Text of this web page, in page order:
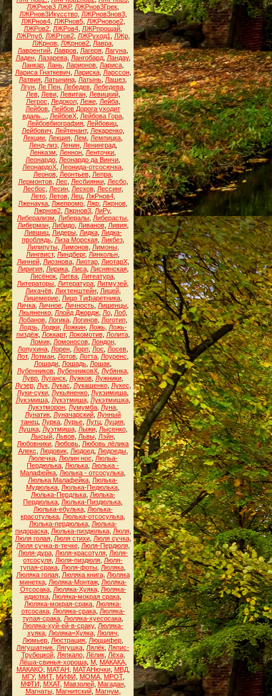
ЛЖРнов3 ЛЖР, ЛЖРнов3Грек
ЛЖРнов3Икусство, ЛЖРнов3нов3,
ЛЖРнов4, ЛЖРнов5, ЛЖРновое2,
ЛЖРов2 ЛЖРов4 ЛЖРпрощай
ЛЖРпуб, ЛЖРтов2, ЛЖРуход1 ЛЖр,
ЛЖрнов ЛЖрнов2 Лавра
Лаврентий Лавров Лагеря Лагуна
Ладен, Лазарева, Лангобард, Ландау,
Ланкар Лань Ларионов Лариса
Лариса Гнаткевич
Лариска, Ларссон,
Латвия Латынина Латынь Лашез
Лгун Ле Пен Лебедев Лебедева
Лев, Леви, Левитан, Левицкий,
Легрос
Ледокол, Леже, Лейба,
Лейбов Лейбов Дорога уходит
вдаль...
ЛейбовХ, Лейбова Гора,
Лейбовбиография Лейбовиц
Лейбович
Лейтенант, Лекаренко,
Лекции Лекция Лем Лемпицка
Ленд-лиз, Ленин, Ленинград,
Ленказм
Леннон Ленточки
Леонардо Леонардо да Винчи
ЛеонардоХ Леонида-отсосючка
Леонов, Леонтьев, Лепра,
Лермонтов, Лес Лесбиянки, Лесбо,
Лесбос
Лесин, Лесков, Лессинг,
Лето, Летов, Лец, ЛжРнов4,
Лженаука Лжепромо Лжр Лжрнов
Лжрнов2 Лжрнов3 ЛиРу,
Либерализм
Либералы Либерасты
Либерман, Либидо, Ливанов, Ливия,
Лившиц, Лидеры, Лидка, Лидка-
проблядь, Лиза Морская, Ликбез,
Лилипуты, Лимонов, Лимоны,
Лингвист, Линдберг, Линкольн
Линней, Лиознова, Лиотар, ЛиотарХ,
Лиригия, Лирика, Лиса, Лиснянская,
Лисёнок Литва Литеатура
Литераторы Литература Литмузей
Лихачёв, Лихтенштейн, Лицей,
Лицемерие Лицо Тифаретника
Личка Личное Личность Лишенцы
Лкьяненко, Ллойд Джордж, Ло, Лоб,
Лобанов, Логика, Логинов, Логотип,
Лодзь, Лодки, Ложкин, Ложь, Ложь-
пиздёж, Локкарт, Локомотив, Лолита,
Ломик, Ломоносов, Лондон,
Лопухина Лорен Лорп Лос Лосев
Лот, Лотман Лотов Лотта Лоуренс
Лошади Лошадь Лошак
Лубенников ЛубенниковХ Лубянка
Лувр Луганск Лужков Лужники
Лузер, Лук, Лукас Лукашенко, Лукес
Луки-суки Лукьяненко Лукэимиша
Лукэмиша, Лукэтмиша, Лукэтмишка,
Лукэтморон Лумумба Луна
Лунатик Луначарский Лунный
танец Лурка Лурье Лутц Луция
Лушка, Луэтмиша, Лыжи, Лысенко,
Лысый, Львов, Львы, Лэйн,
Любовники Любовь Любовь лёлика
Алекс
Людовик, Людоед, Людоеды,
Люлечка, Люлин нос
Люльа-
Пердюлька Люлька Люлька -
Малафейка Люлька - отсосулька
Люлька Малафейка Люлька-
Мудюлька Люлька-Педюлька
Люлька-Пердлька, Люлька-
Пердюлька Люлька-Пиздюлька
Люлька-ебулька, Люлька-
красотулька Люлька-отсосулька
Люлька-пердюлька, Люлька-
пидораска, Люлька-пиздюлька, Люля,
Люля голая, Люля стихи, Люля сучка,
Люля сучка-в-течке, Люля-Пердюля,
Люля-дура, Люля-красотуля, Люля-
отсосуля Люля-пиздюля Люля-
тупая-срака Люля-фоты Люляка
Люляка голая, Люляка книга, Люляка
минетка, Люляка-Монтаж, Люляка-
Отсосака, Люляка-Хуяка, Люляка-
идиотка Люляка-мокрая срака
Люляка-мокрая-срака Люляка-
отсосака, Люляка-срака, Люляка-
тупая-срака Люляка-хуесосака
Люляка-хуй-ей-в-сраку, Люляка-
хуяка, Люляка=Хуяка, Люляч
Люмьер Люстрация Люццифер
Лягушатник Лягушка Лялёк Ляпис-
Трубецкой, Ляпкало, Лёлик, Лёха,
Лёша-свинья-хороша, М, МАКАКА,
МАКАКО
МАТАН МАТАНючки, МВД,
МГУ, МИТ, МИФИ МОМА, МРОТ,
МФТИ
МХАТ, Мавзолей, Магадан,
Магнаты, Магнитский, Магнум